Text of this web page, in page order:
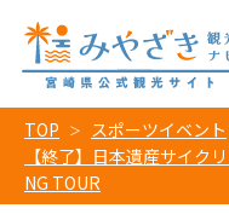
TOP
スポーツイベント
【終了】日本遺産サイク
NG TOUR